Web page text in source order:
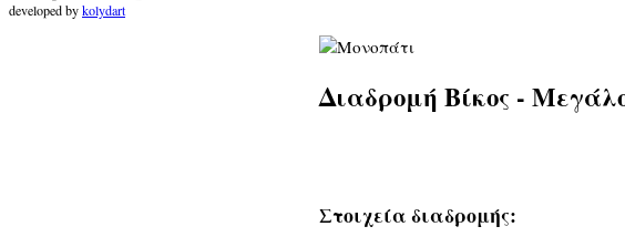
developed bykolydart
Διαδρομή Βίκος -
Στοιχεία διαδρομής: